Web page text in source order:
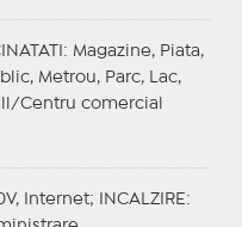
: Magazine, Piata,
Metrou, Parc, Lac,
Centru comercial
Internet; INCALZIRE :